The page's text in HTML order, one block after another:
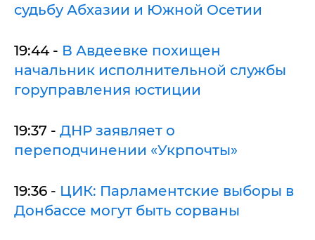
судьбу Абхазии и Южной Осетии
19:44 - В Авдеевке похищен
начальник исполнительной службы
горуправления юстиции
19:37 - ДНР заявляет о
переподчинении «Укрпочты»
19:36 - ЦИК: Парламентские выборы в
Донбассе могут быть сорваны